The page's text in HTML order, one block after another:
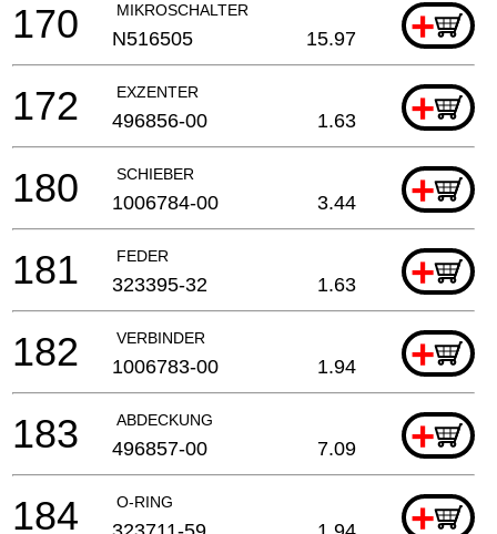
MIKROSCHALTER +
170 N516505 15.97
EXZENTER +
172 496856-00 1.63
SCHIEBER +
180 1006784-00 3.44
FEDER +
181 323395-32 1.63
VERBINDER +
182 1006783-00 1.94
ABDECKUNG +
183 496857-00 7.09
O-RING +
184